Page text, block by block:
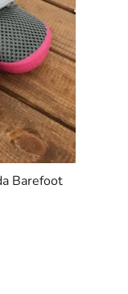
Barefoot